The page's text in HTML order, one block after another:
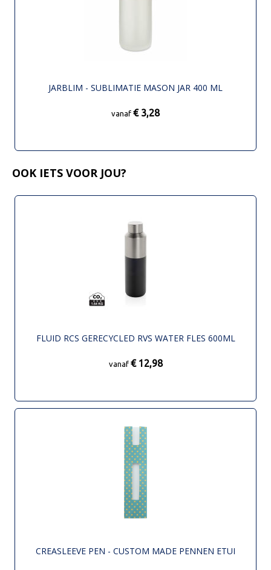
JARBLIM - SUBLIMATIE MASON JAR 400 ML
vanaf € 3,28
OOK IETS VOOR JOU?
FLUID RCS GERECYCLED RVS WATER FLES 600ML
vanaf € 12,98
CREASLEEVE PEN - CUSTOM MADE PENNEN ETUI